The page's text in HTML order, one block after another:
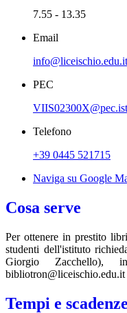
7.55 - 13.35
Email
PEC
Telefono
+39 0445 521715
Naviga su Google
Cosa serve
Per ottenere in prestito
studenti dell'istituto
Giorgio Zacchello),
bibliotron@liceischio.edu.it
Tempi e scadenze